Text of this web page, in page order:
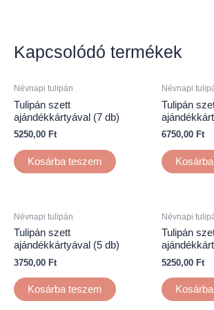
Kapcsolódó termékek
Névnapi tulipán
Tulipán szett
ajándékkártyával (7 db)
5250,00 Ft
Kosárba teszem
Névnapi
Tulipán
6750,00 Ft
Névnapi tulipán
Tulipán szett
ajándékkártyával (5 db)
3750,00 Ft
Kosárba teszem
Névnapi
Tulipán
5250,00 Ft